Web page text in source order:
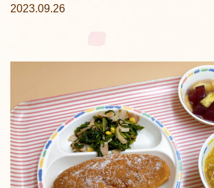
2023.09.26